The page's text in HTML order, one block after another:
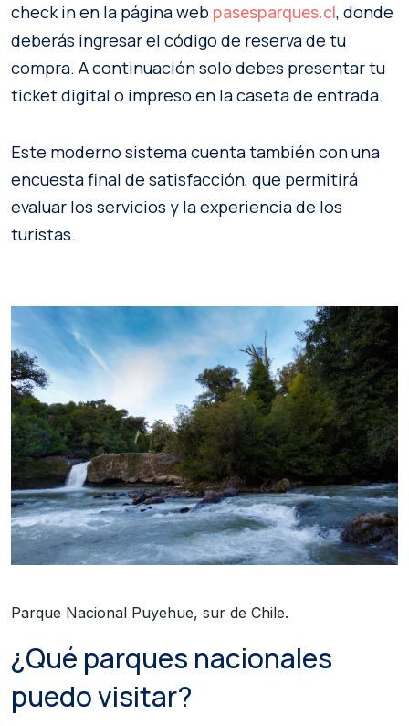
check in en la página web pasesparques.cl, donde
deberás ingresar el código de reserva de tu
compra. A continuación solo debes presentar tu
ticket digital o impreso en la caseta de entrada.
Este moderno sistema cuenta también con una
encuesta final de satisfacción, que permitirá
evaluar los servicios y la experiencia de los
turistas.
Parque Nacional Puyehue, sur de Chile.
¿Qué parques nacionales
puedo visitar?